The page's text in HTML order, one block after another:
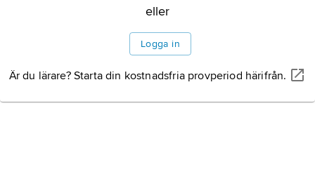
GATT:s betydelse
Litteraturanvisning
eller
Logga in
Är du lärare? Starta din kostnadsfria provperiod härifrån.